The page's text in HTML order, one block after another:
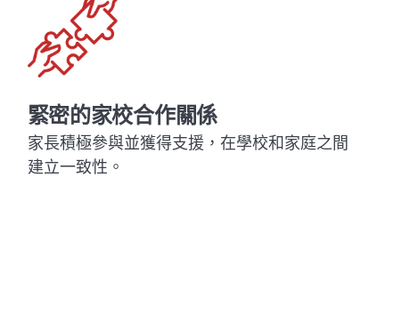
緊密的家校合作關係
家長積極參與並獲得支援，在學校和家庭之間
建立一致性。